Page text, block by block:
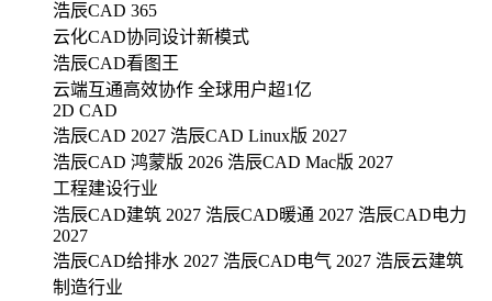
浩辰CAD 365
云化CAD协同设计新模式
浩辰CAD看图王
云端互通高效协作 全球用户超1亿
2D CAD
浩辰CAD 2027 浩辰CAD Linux版 2027
浩辰CAD 鸿蒙版 2026 浩辰CAD Mac版 2027
工程建设行业
浩辰CAD建筑 2027 浩辰CAD暖通 2027 浩辰CAD电力
2027
浩辰CAD给排水 2027 浩辰CAD电气 2027 浩辰云建筑
制造行业